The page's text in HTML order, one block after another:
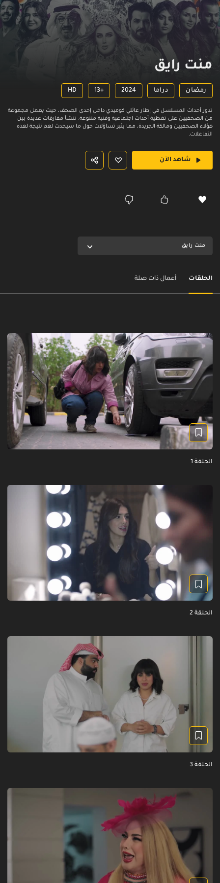
منت رايق
رمضان دراما 2024
13+
HD
تدور أحداث المسلسل في إطار عائلي كوميدي داخل إحدى الصحف، حيث يعمل مجموعة
من الصحفيين على تغطية أحداث اجتماعية وفنية متنوعة. تنشأ مفارقات عديدة بين
هؤلاء الصحفيين ومالكة الجريدة، مما يثير تساؤلات حول ما سيحدث لهم نتيجة لهذه
التفاعلات.
شاهد الآن
منت رايق
الحلقات أعمال ذات صلة
الحلقة 1
الحلقة 2
الحلقة 3